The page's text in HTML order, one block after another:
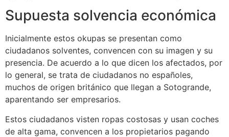
Supuesta solvencia económica
Inicialmente estos okupas se presentan como
ciudadanos solventes, convencen con su imagen y su
presencia. De acuerdo a lo que dicen los afectados, por
lo general, se trata de ciudadanos no españoles,
muchos de origen británico que llegan a Sotogrande,
aparentando ser empresarios.
Estos ciudadanos visten ropas costosas y usan coches
de alta gama, convencen a los propietarios pagando